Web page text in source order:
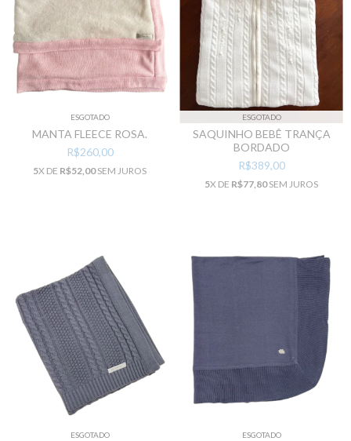
ESGOTADO
MANTA FLEECE ROSA.
R$260,00
5X DE R$52,00SEM JUROS
ESGOTADO
SAQUINHO BEBÊ TRANÇA
BORDADO
R$389,00
5X DE R$77,80SEM JUROS
ESGOTADO ESGOTADO